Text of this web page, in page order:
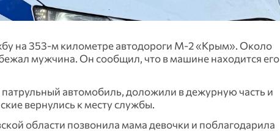
на 353-м километре автодороги М-2 «Крым». Около
мужчина. Он сообщил, что в машине находится его
автомобиль, доложили в дежурную часть и
вернулись к месту службы.
области позвонила мама девочки и поблагодарила